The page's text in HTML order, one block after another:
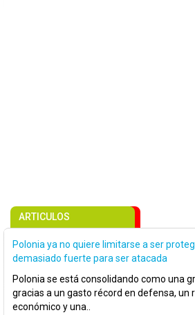
ARTICULOS
Polonia ya no quiere limitarse a ser
demasiado fuerte para ser atacada
Polonia se está consolidando como una
gracias a un gasto récord en defensa, un
económico y una..